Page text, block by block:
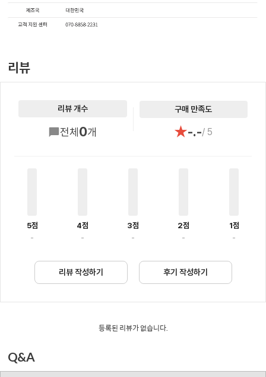
리뷰
리뷰 개수
전체 0개
구매 만족도
★-.-/ 5
5점
-
4점
-
3점
-
2점
-
1점
-
리뷰 작성하기 후기 작성하기
등록된 리뷰가 없습니다.
Q&A